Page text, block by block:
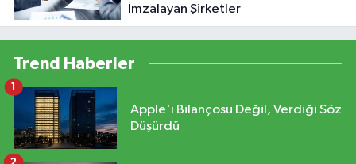
İmzalayan Şirketler
Trend Haberler
Apple'ı Bilançosu Değil, Verdiği Söz
Düşürdü
1